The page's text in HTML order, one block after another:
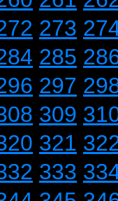
273
285
297
309
321
333